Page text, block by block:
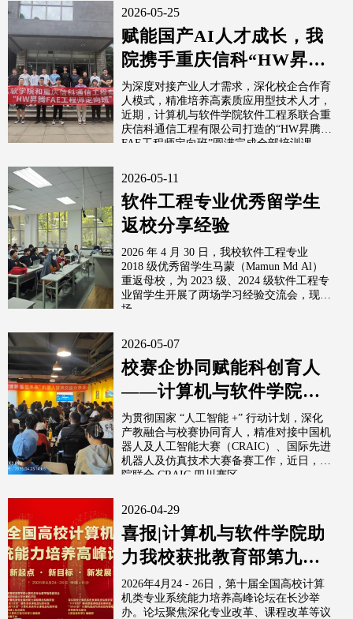
2026-05-25
赋能国产AI人才成长，我
院携手重庆信科“HW昇腾
FAE工程师定向班”顺利结
课
为深度对接产业人才需求，深化校企合作育
人模式，精准培养高素质应用型技术人才，
近期，计算机与软件学院软件工程系联合重
庆信科通信工程有限公司打造的“HW昇腾
FAE工程师定向班”圆满完成全部培训课...
2026-05-11
软件工程专业优秀留学生
返校分享经验
2026 年 4 月 30 日，我校软件工程专业
2018 级优秀留学生马蒙（Mamun Md Al）
重返母校，为 2023 级、2024 级软件工程专
业留学生开展了两场学习经验交流会，现
场...
2026-05-07
校赛企协同赋能科创育人
——计算机与软件学院举
办机器人及人工智能大赛
关键技术交流会
为贯彻国家 “人工智能 +” 行动计划，深化
产教融合与校赛协同育人，精准对接中国机
器人及人工智能大赛（CRAIC）、国际先进
机器人及仿真技术大赛备赛工作，近日，我
院联合 CRAIC 四川赛区...
2026-04-29
喜报|计算机与软件学院助
力我校获批教育部第九批
系统能力培养项目试点高
校
2026年4月24 - 26日，第十届全国高校计算
机类专业系统能力培养高峰论坛在长沙举
办。论坛聚焦深化专业改革、课程改革等议